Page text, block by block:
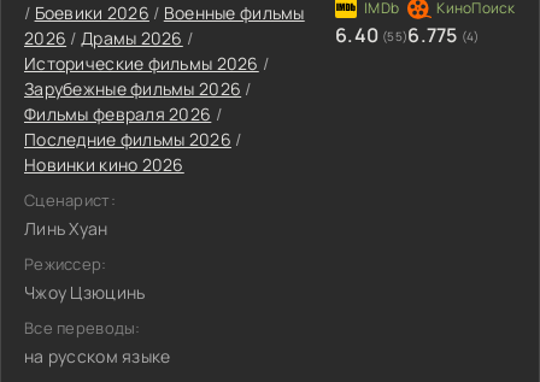
/ Боевики 2026 / Военные фильмы
2026 / Драмы 2026 /
Исторические фильмы 2026 /
Зарубежные фильмы 2026 /
Фильмы февраля 2026 /
Последние фильмы 2026 /
Новинки кино 2026
Сценарист:
Линь Хуан
Режиссер:
Чжоу Цзюцинь
Все переводы:
на русском языке
6.40 (55)6.775 (4)